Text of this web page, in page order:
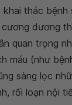
thác
dương
quan trọng
máu (như
sàng lọc
rối loạn nội